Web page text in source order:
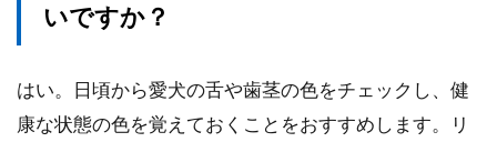
いですか？
はい。日頃から愛犬の舌や歯茎の色をチェックし、健
康な状態の色を覚えておくことをおすすめします。リ